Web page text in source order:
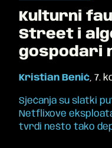
Kulturni
Street i
gospodari
Kristian Benić, 7.
Sjećanja su slatki
Netflixove
tvrdi nešto tako